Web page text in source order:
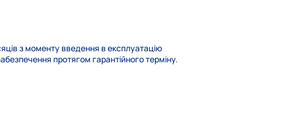
з моменту введення в експлуатацію
протягом гарантійного терміну.